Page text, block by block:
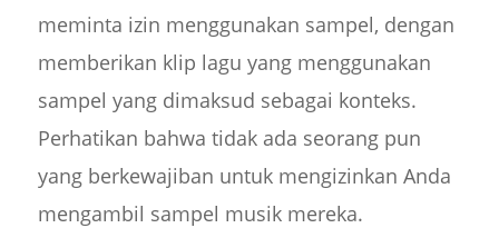
meminta izin menggunakan sampel, dengan
memberikan klip lagu yang menggunakan
sampel yang dimaksud sebagai konteks.
Perhatikan bahwa tidak ada seorang pun
yang berkewajiban untuk mengizinkan Anda
mengambil sampel musik mereka.